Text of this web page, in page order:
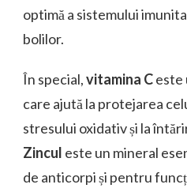
optimă a sistemului
bolilor.
În special,vitamina Ceste
care ajută la protejarea
stresului oxidativ și la
Zincul este un mineral
de anticorpi și pentru